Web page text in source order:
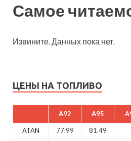
Самое
Извините. Данных пока нет.
ЦЕНЫ НА ТОПЛИВО
A92 A95
ATAN 77.99 81.49